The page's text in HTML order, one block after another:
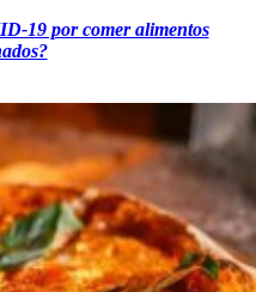
19 por comer alimentos